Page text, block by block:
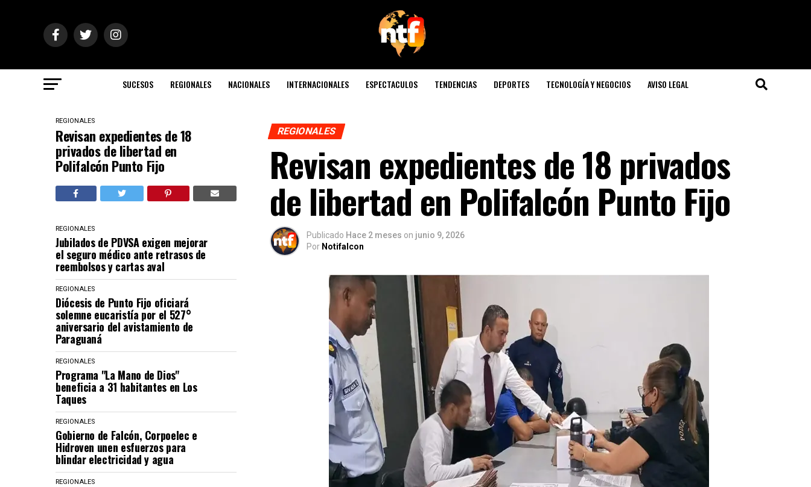
SUCESOS REGIONALES NACIONALES INTERNACIONALES ESPECTACULOS TENDENCIAS DEPORTES TECNOLOGÍA Y NEGOCIOS AVISO LEGAL
REGIONALES
Revisan expedientes de 18
privados de libertad en
Polifalcón Punto Fijo
REGIONALES
Jubilados de PDVSA exigen mejorar
el seguro médico ante retrasos de
reembolsos y cartas aval
REGIONALES
Diócesis de Punto Fijo oficiará
solemne eucaristía por el 527°
aniversario del avistamiento de
Paraguaná
REGIONALES
Programa "La Mano de Dios"
beneficia a 31 habitantes en Los
Taques
REGIONALES
Gobierno de Falcón, Corpoelec e
Hidroven unen esfuerzos para
blindar electricidad y agua
REGIONALES
REGIONALES
Revisan expedientes de 18 privados
de libertad en Polifalcón Punto Fijo
Publicado Hace 2 meses on junio 9, 2026
Por Notifalcon